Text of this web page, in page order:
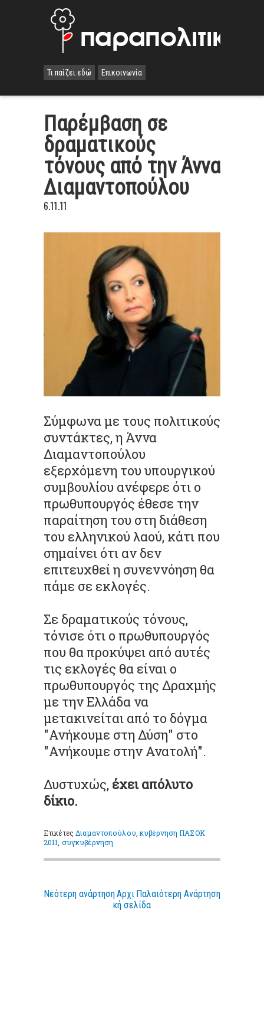
Τι παίζει εδώ Επικοινωνία
Παρέμβαση σε
δραματικούς
τόνους από την Άννα
Διαμαντοπούλου
6.11.11
Σύμφωνα με τους πολιτικούς
συντάκτες, η Άννα
Διαμαντοπούλου
εξερχόμενη του υπουργικού
συμβουλίου ανέφερε ότι ο
πρωθυπουργός έθεσε την
παραίτηση του στη διάθεση
του ελληνικού λαού, κάτι που
σημαίνει ότι αν δεν
επιτευχθεί η συνεννόηση θα
πάμε σε εκλογές.
Σε δραματικούς τόνους,
τόνισε ότι ο πρωθυπουργός
που θα προκύψει από αυτές
τις εκλογές θα είναι ο
πρωθυπουργός της Δραχμής
με την Ελλάδα να
μετακινείται από το δόγμα
"Ανήκουμε στη Δύση" στο
"Ανήκουμε στην Ανατολή".
Δυστυχώς, έχει απόλυτο
δίκιο.
ΕτικέτεςΔιαμαντοπούλου ,κυβέρνηση ΠΑΣΟΚ
2011 συγκυβέρνηση
Νεότερη ανάρτηση Παλαιότερη Ανάρτηση
Αρχι
κή σελίδα